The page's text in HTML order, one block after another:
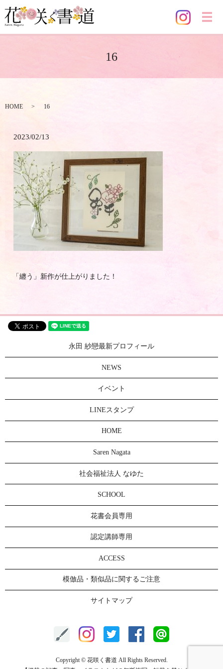
メ
16
HOME 16
2023/02/13
「纏う」新作が仕上がりました！
永田 紗戀最新プロフィール
NEWS
イベント
LINEスタンプ
HOME
Saren Nagata
社会福祉法人 なゆた
SCHOOL
花書会員専用
認定講師専用
ACCESS
模倣品・類似品に関するご注意
サイトマップ
Copyright © 花咲く書道 All Rights Reserved.